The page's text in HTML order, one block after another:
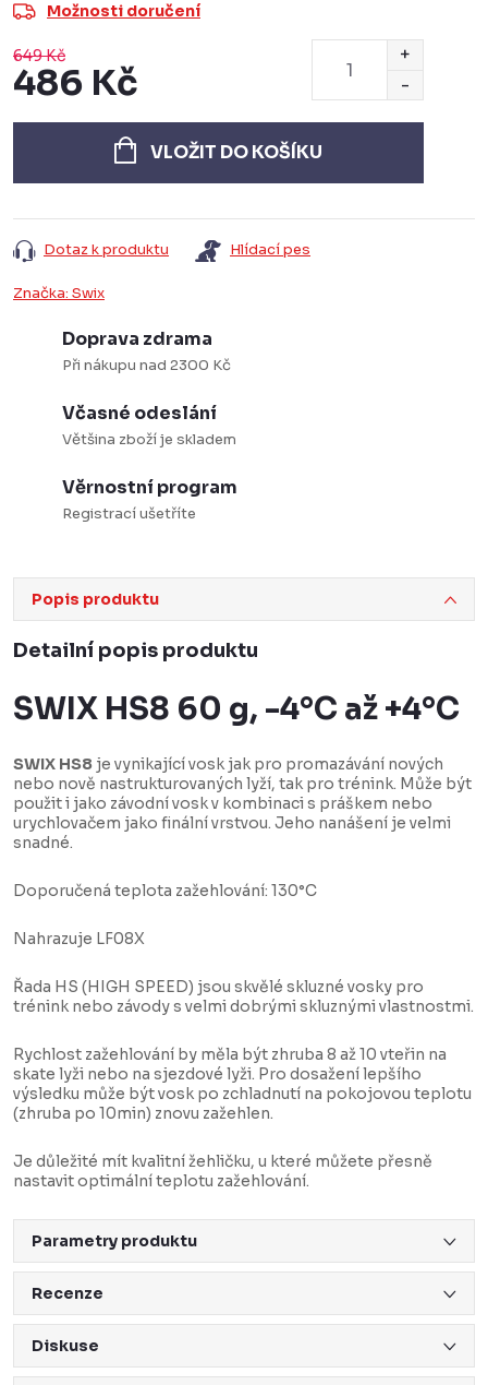
Možnosti doručení
649 Kč
486 Kč
cena:
VLOŽIT DO KOŠÍKU
Dotaz k produktu Hlídací pes
Značka: Swix
Doprava zdrama
Při nákupu nad 2300 Kč
Včasné odeslání
Většina zboží je skladem
Věrnostní program
Registrací ušetříte
Popis produktu
Detailní popis produktu
SWIX HS8 60 g, -4°C až +4°C
SWIX HS8 je vynikající vosk jak pro promazávání nových
nebo nově nastrukturovaných lyží, tak pro trénink. Může být
použit i jako závodní vosk v kombinaci s práškem nebo
urychlovačem jako finální vrstvou. Jeho nanášení je velmi
snadné.
Doporučená teplota zažehlování: 130°C
Nahrazuje LF08X
Řada HS (HIGH SPEED) jsou skvělé skluzné vosky pro
trénink nebo závody s velmi dobrými skluznými vlastnostmi.
Rychlost zažehlování by měla být zhruba 8 až 10 vteřin na
skate lyži nebo na sjezdové lyži. Pro dosažení lepšího
výsledku může být vosk po zchladnutí na pokojovou teplotu
(zhruba po 10min) znovu zažehlen.
Je důležité mít kvalitní žehličku, u které můžete přesně
nastavit optimální teplotu zažehlování.
Parametry produktu
Recenze
Diskuse